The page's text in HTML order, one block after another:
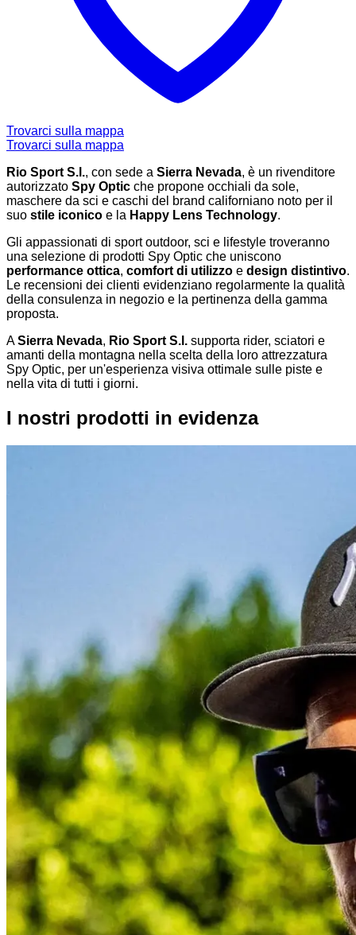
Trovarci sulla mappa
Trovarci sulla mappa
Rio Sport S.l., con sede a Sierra Nevada, è un rivenditore
autorizzato Spy Optic che propone occhiali da sole,
maschere da sci e caschi del brand californiano noto per il
suo stile iconico e la Happy Lens Technology.
Gli appassionati di sport outdoor, sci e lifestyle troveranno
una selezione di prodotti Spy Optic che uniscono
performance ottica, comfort di utilizzo e design distintivo.
Le recensioni dei clienti evidenziano regolarmente la qualità
della consulenza in negozio e la pertinenza della gamma
proposta.
ASierra Nevada, Rio Sport S.l. supporta rider, sciatori e
amanti della montagna nella scelta della loro attrezzatura
Spy Optic, per un'esperienza visiva ottimale sulle piste e
nella vita di tutti i giorni.
I nostri prodotti in evidenza